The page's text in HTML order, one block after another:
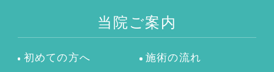
当院ご案内
初めての方へ 施術の流れ